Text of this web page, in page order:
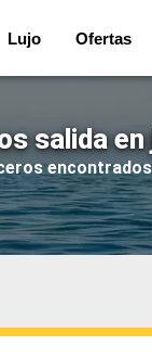
Lujo Ofertas
salida
encontrados